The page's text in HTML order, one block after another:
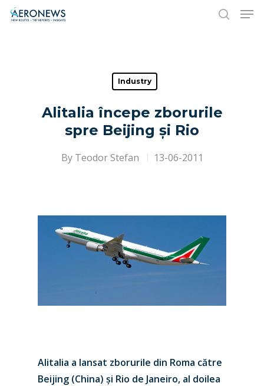
Hit enter to search or ESC to close
Industry
Alitalia începe zborurile
spre Beijing și Rio
By Teodor Stefan 13-06-2011
Alitalia a lansat zborurile din Roma către
Beijing (China) și Rio de Janeiro, al doilea